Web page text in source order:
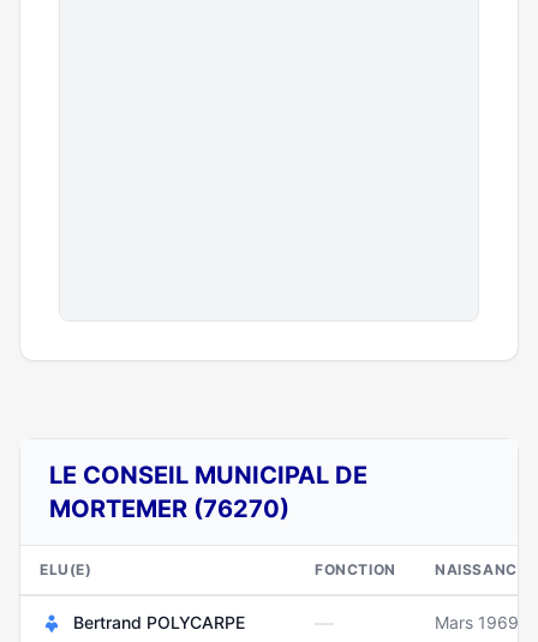
LE CONSEIL MUNICIPAL DE
MORTEMER (76270)
ELU(E) FONCTION NAISSANCE
Bertrand POLYCARPE — Mars 1969